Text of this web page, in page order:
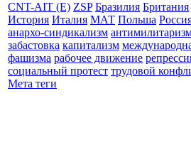
CNT-AIT (E) ZSP Бразилия Британия
История Италия МАТ Польша
анархо-синдикализм
забастовка капитализм
фашизма рабочее движение
социальный протест трудовой
Мета теги